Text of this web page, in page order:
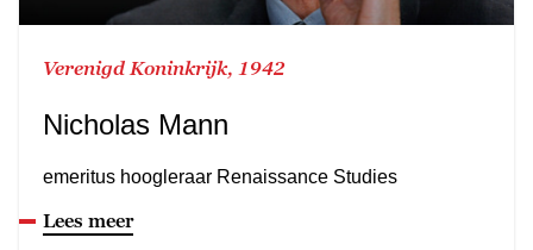
Verenigd Koninkrijk, 1942
Nicholas Mann
emeritus hoogleraar Renaissance Studies
Lees meer